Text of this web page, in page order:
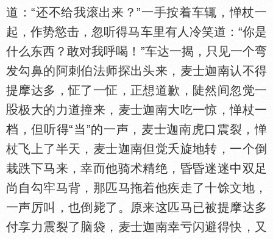
道：“还不给我滚出来？”一手按着车辄，惮杖一
起，作势慾击，忽听得马车里有人冷笑道：“你是
什么东西？敢对我呼喝！”车达一揭，只见一个弯
发勾鼻的阿刺伯法师探出头来，麦士迦南认不得
提摩达多，怔了一怔，正想道歉，陡然间忽觉一
极大的力道撞来，麦士迦南大吃一惊，惮杖一
档，但听得“当”的一声，麦士迦南虎口震裂，惮
杖飞上了半天，麦士迦南但觉夭旋地转，一个倒
栽跌下马来，幸而他骑术精绝，昏昏迷迷中双足
尚自勾牢马背，那匹马拖着他疾走了十馀文地，
一声厉叫，也倒毙了。原来这匹马已被提摩达多
付享力震裂了脑袋，麦士迦南幸亏闪避得快，又